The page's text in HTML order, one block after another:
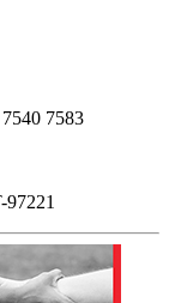
7583